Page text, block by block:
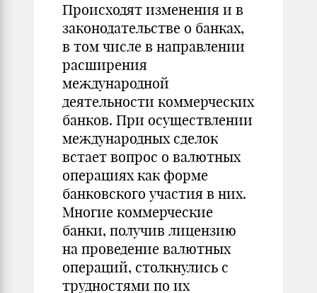
Происходят изменения и в
законодательстве о банках,
в том числе в направлении
расширения
международной
деятельности коммерческих
банков. При осуществлении
международных сделок
встает вопрос о валютных
операциях как форме
банковского участия в них.
Многие коммерческие
банки, получив лицензию
на проведение валютных
операций, столкнулись с
трудностями по их